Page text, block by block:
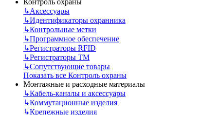
Контроль охраны
↳Аксессуары
↳Идентификаторы охранника
↳Контрольные метки
↳Программное обеспечение
↳Регистраторы RFID
↳Регистраторы ТМ
↳Сопутствующие товары
Показать все Контроль охраны
Монтажные и расходные материалы
↳Кабель-каналы и аксессуары
↳Коммутационные изделия
↳Крепежные изделия